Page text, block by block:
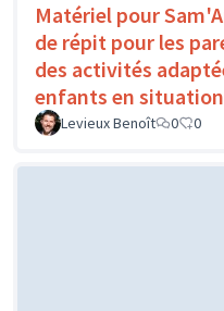
Matériel pour
de répit pour les
des activités
enfants en
Levieux Benoît 0 0